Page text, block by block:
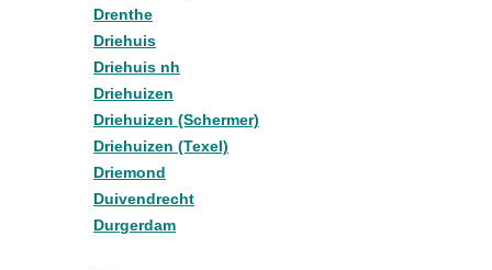
Drenthe
Driehuis
Driehuis nh
Driehuizen
Driehuizen (Schermer)
Driehuizen (Texel)
Driemond
Duivendrecht
Durgerdam